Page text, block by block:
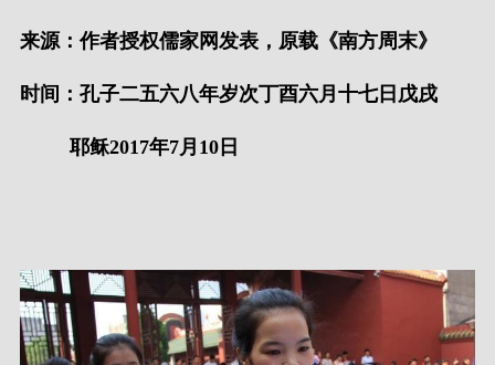
来源：作者授权儒家网发表，原载《南方周末》
时间：孔子二五六八年岁次丁酉六月十七日戊戌
耶稣2017年7月10日